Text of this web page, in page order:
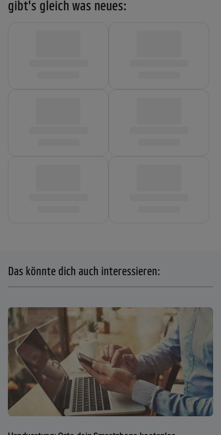
gibt's gleich was neues:
Das könnte dich auch interessieren: